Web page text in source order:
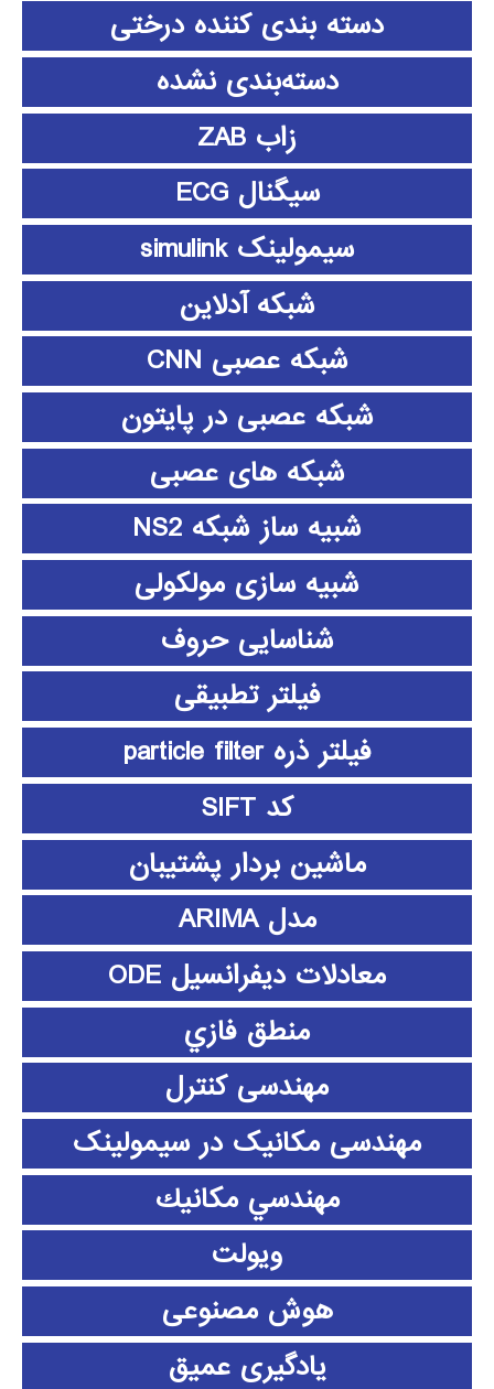
دسته بندی کننده درختی
دسته‌بندی نشده
زاب ZAB
سیگنال ECG
سیمولینک simulink
شبکه آدلاین
شبکه عصبی CNN
شبکه عصبی در پایتون
شبکه های عصبی
شبیه ساز شبکه NS2
شبیه سازی مولکولی
شناسایی حروف
فیلتر تطبیقی
فیلتر ذره particle filter
کد SIFT
ماشین بردار پشتیبان
مدل ARIMA
معادلات دیفرانسیل ODE
منطق فازي
مهندسی کنترل
مهندسی مکانیک در سیمولینک
مهندسي مكانيك
ویولت
هوش مصنوعی
یادگیری عمیق